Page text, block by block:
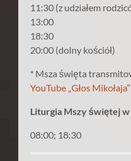
11:30 (z udziałem
13:00
18:30
20:00 (dolny kościół)
* Msza święta
YouTube „Głos Mikołaja”
Liturgia Mszy świętej
08:00; 18:30